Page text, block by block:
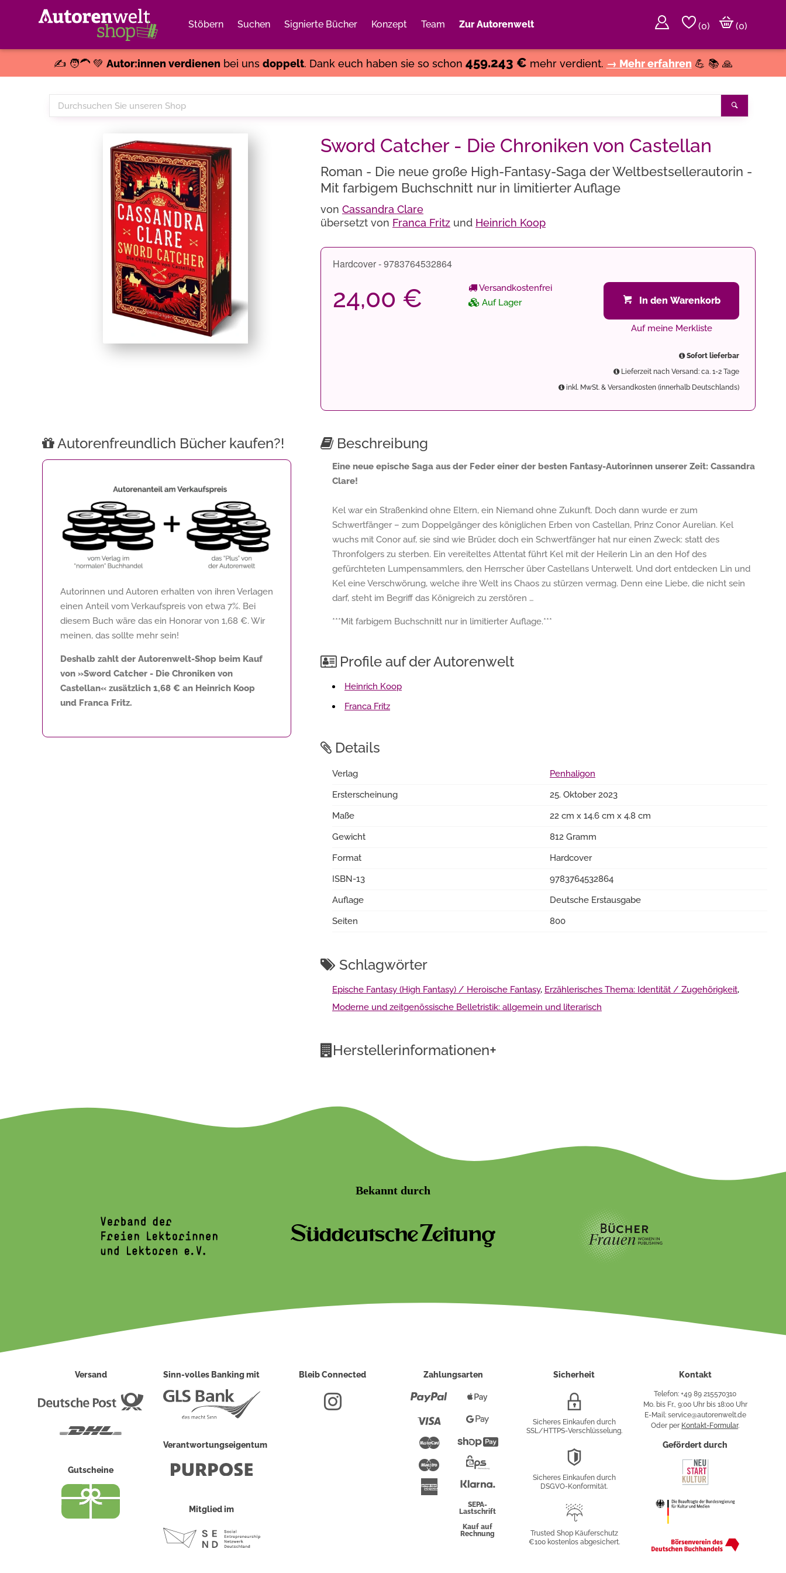
Stöbern Suchen Signierte Bücher Konzept Team Zur Autorenwelt (0)
(0)
✍️ 🧑‍🦱 💚 Autor:innen verdienenbei uns doppelt. Dank euch haben sie so schon 459.243 € mehr verdient. → Mehr erfahren 💪 📚 🙏
Durchsuchen
Sie
Sword Catcher - Die Chroniken von Castellan
Roman - Die neue große High-Fantasy-Saga der Weltbestsellerautorin -
Mit farbigem Buchschnitt nur in limitierter Auflage
von Cassandra Clare
übersetzt von Franca Fritz und Heinrich Koop
Hardcover - 9783764532864
24,00 €
Versandkostenfrei
Auf Lager
In den Warenkorb
Auf meine Merkliste
Sofort lieferbar
Lieferzeit nach Versand: ca. 1-2 Tage
inkl. MwSt. & Versandkosten (innerhalb Deutschlands)
Autorenfreundlich Bücher kaufen?!
Autorinnen und Autoren erhalten von ihren Verlagen
einen Anteil vom Verkaufspreis von etwa 7%. Bei
diesem Buch wäre das ein Honorar von 1,68 €. Wir
meinen, das sollte mehr sein!
Deshalb zahlt der Autorenwelt-Shop beim Kauf
von »Sword Catcher - Die Chroniken von
Castellan« zusätzlich 1,68 € an Heinrich Koop
und Franca Fritz.
Beschreibung
Eine neue epische Saga aus der Feder einer der besten Fantasy-Autorinnen unserer Zeit: Cassandra
Clare!
Kel war ein Straßenkind ohne Eltern, ein Niemand ohne Zukunft. Doch dann wurde er zum
Schwertfänger – zum Doppelgänger des königlichen Erben von Castellan, Prinz Conor Aurelian. Kel
wuchs mit Conor auf, sie sind wie Brüder, doch ein Schwertfänger hat nur einen Zweck: statt des
Thronfolgers zu sterben. Ein vereiteltes Attentat führt Kel mit der Heilerin Lin an den Hof des
gefürchteten Lumpensammlers, den Herrscher über Castellans Unterwelt. Und dort entdecken Lin und
Kel eine Verschwörung, welche ihre Welt ins Chaos zu stürzen vermag. Denn eine Liebe, die nicht sein
darf, steht im Begriff das Königreich zu zerstören …
***Mit farbigem Buchschnitt nur in limitierter Auflage.***
Profile auf der Autorenwelt
Heinrich Koop
Franca Fritz
Details
Verlag
Penhaligon
Ersterscheinung
25. Oktober 2023
Maße
22 cm x 14.6 cm x 4.8 cm
Gewicht
812 Gramm
Format
Hardcover
ISBN-13
9783764532864
Auflage
Deutsche Erstausgabe
Seiten
800
Schlagwörter
Epische Fantasy (High Fantasy) / Heroische Fantasy, Erzählerisches Thema: Identität / Zugehörigkeit,
Moderne und zeitgenössische Belletristik: allgemein und literarisch
Herstellerinformationen+
Bekannt durch
Versand
Deutsche
Gutscheine
Sinn-volles Banking mit
Verantwortungseigentum
Mitglied im
Bleib Connected Zahlungsarten
Paypal
Mastercard
Maestro
American
Express
Pay
PayShopify
Überweisung
Klarna
SEPA-
Lastschrift
Kauf auf
Rechnung
Sicherheit
Verschlüsselung
Sicheres Einkaufen durch
SSL/HTTPS-Verschlüsselung.
Sicheres Einkaufen durch
DSGVO-Konformität.
Käuferschutz
Trusted Shop Käuferschutz
€100 kostenlos abgesichert.
Kontakt
Telefon: +49 89 215570310
Mo. bis Fr., 9:00 Uhr bis 18:00 Uhr
E-Mail: service@autorenwelt.de
Oder per Kontakt-Formular.
Gefördert durch